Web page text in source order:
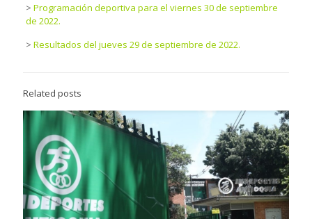
> Programación deportiva para el viernes 30 de septiembre
de 2022.
> Resultados del jueves 29 de septiembre de 2022.
Related posts